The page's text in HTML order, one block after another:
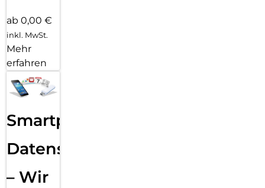
ab 0,00 €
inkl. MwSt.
Mehr
erfahren
Smartphone
Datensicherung
– Wir